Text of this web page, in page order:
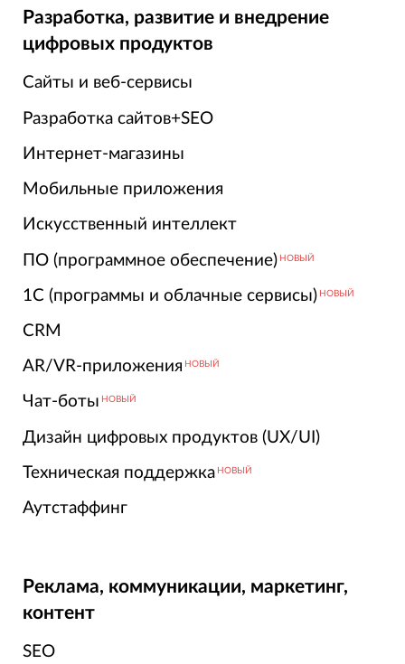
Разработка, развитие и внедрение
цифровых продуктов
Сайты и веб-сервисы
Разработка сайтов+SEO
Интернет-магазины
Мобильные приложения
Искусственный интеллект
ПО (программное обеспечение) НОВЫЙ
1С (программы и облачные сервисы) НОВЫЙ
CRM
AR/VR-приложения НОВЫЙ
Чат-боты НОВЫЙ
Дизайн цифровых продуктов (UX/UI)
Техническая поддержка НОВЫЙ
Аутстаффинг
Реклама, коммуникации, маркетинг,
контент
SEO